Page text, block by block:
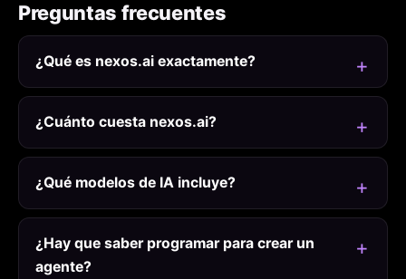
Preguntas frecuentes
¿Qué es nexos.ai exactamente?
¿Cuánto cuesta nexos.ai?
¿Qué modelos de IA incluye?
¿Hay que saber programar para crear un
agente?